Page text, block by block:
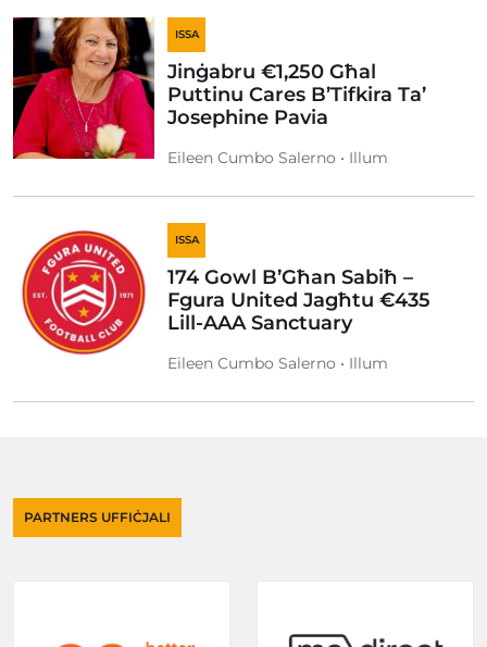
ISSA
Jinġabru €1,250 Għal
Puttinu Cares B’Tifkira Ta’
Josephine Pavia
Eileen Cumbo Salerno • Illum
ISSA
174 Gowl B’Għan Sabiħ –
Fgura United Jagħtu €435
Lill-AAA Sanctuary
Eileen Cumbo Salerno • Illum
PARTNERS UFFIĊJALI